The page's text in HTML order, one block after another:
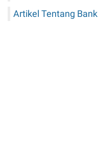
Artikel Tentang Bank